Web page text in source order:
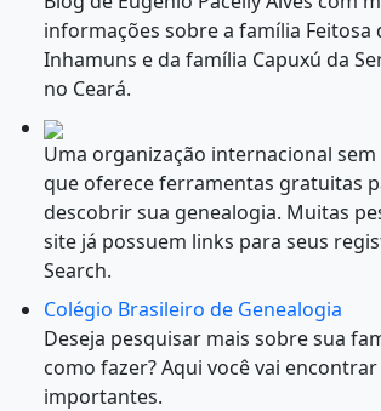
informações sobre a família Feitosa
Inhamuns e da família Capuxú da
no Ceará.
Uma organização internacional
que oferece ferramentas gratuitas
descobrir sua genealogia. Muitas
site já possuem links para seus
Search.
Colégio Brasileiro de Genealogia
Deseja pesquisar mais sobre sua
como fazer? Aqui você vai encontrar
importantes.